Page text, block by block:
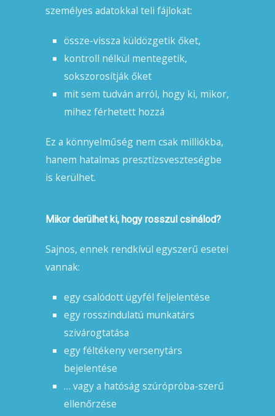
személyes adatokkal teli fájlokat:
össze-vissza küldözgetik őket,
kontroll nélkül mentegetik,
sokszorosítják őket
mit sem tudván arról, hogy ki, mikor,
mihez férhetett hozzá
Ez a könnyelműség nem csak milliókba,
hanem hatalmas presztízsveszteségbe
is kerülhet.
Mikor derülhet ki, hogy rosszul csinálod?
Sajnos, ennek rendkívül egyszerű esetei
vannak:
egy csalódott ügyfél feljelentése
egy rosszindulatú munkatárs
szivárogtatása
egy féltékeny versenytárs
bejelentése
… vagy a hatóság szúrópróba-szerű
ellenőrzése